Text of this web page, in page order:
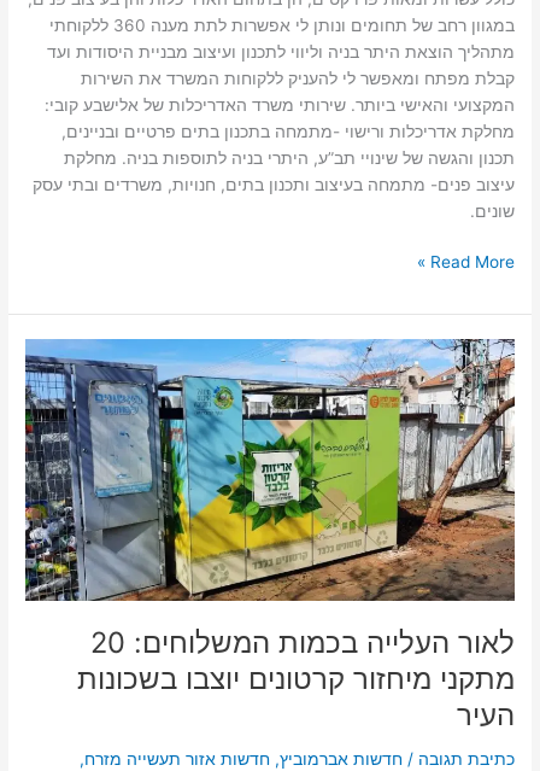
במגוון רחב של תחומים ונותן לי אפשרות לתת מענה 360 ללקוחתי
מתהליך הוצאת היתר בניה וליווי לתכנון ועיצוב מבניית היסודות ועד
קבלת מפתח ומאפשר לי להעניק ללקוחות המשרד את השירות
המקצועי והאישי ביותר. שירותי משרד האדריכלות של אלישבע קובי:
מחלקת אדריכלות ורישוי -מתמחה בתכנון בתים פרטיים ובניינים,
תכנון והגשה של שינויי תב”ע, היתרי בניה לתוספות בניה. מחלקת
עיצוב פנים- מתמחה בעיצוב ותכנון בתים, חנויות, משרדים ובתי עסק
שונים.
Read More »
לאור העלייה בכמות המשלוחים: 20
מתקני מיחזור קרטונים יוצבו בשכונות
העיר
כתיבת תגובה /חדשות אברמוביץ,חדשות אזור תעשייה מזרח,
לאור
העלייה
בכמות
המשלוחים:
20
מתקני
מיחזור
קרטונים
יוצבו
בשכונות